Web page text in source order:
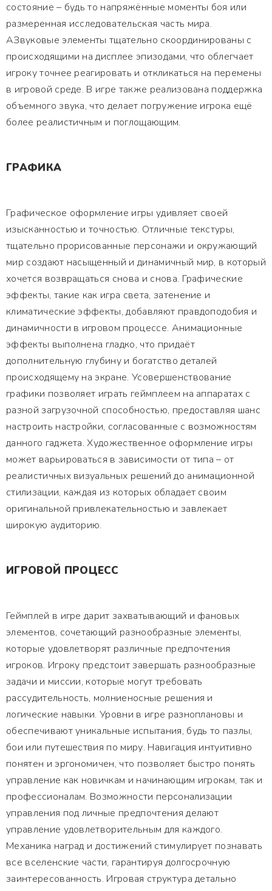
состояние – будь то напряжённые моменты боя или
размеренная исследовательская часть мира.
АЗвуковые элементы тщательно скоординированы с
происходящими на дисплее эпизодами, что облегчает
игроку точнее реагировать и откликаться на перемены
в игровой среде. В игре также реализована поддержка
объемного звука, что делает погружение игрока ещё
более реалистичным и поглощающим.
ГРАФИКА
Графическое оформление игры удивляет своей
изысканностью и точностью. Отличные текстуры,
тщательно прорисованные персонажи и окружающий
мир создают насыщенный и динамичный мир, в который
хочется возвращаться снова и снова. Графические
эффекты, такие как игра света, затенение и
климатические эффекты, добавляют правдоподобия и
динамичности в игровом процессе. Анимационные
эффекты выполнена гладко, что придаёт
дополнительную глубину и богатство деталей
происходящему на экране. Усовершенствование
графики позволяет играть геймплеем на аппаратах с
разной загрузочной способностью, предоставляя шанс
настроить настройки, согласованные с возможностям
данного гаджета. Художественное оформление игры
может варьироваться в зависимости от типа – от
реалистичных визуальных решений до анимационной
стилизации, каждая из которых обладает своим
оригинальной привлекательностью и завлекает
широкую аудиторию.
ИГРОВОЙ ПРОЦЕСС
Геймплей в игре дарит захватывающий и фановых
элементов, сочетающий разнообразные элементы,
которые удовлетворят различные предпочтения
игроков. Игроку предстоит завершать разнообразные
задачи и миссии, которые могут требовать
рассудительность, молниеносные решения и
логические навыки. Уровни в игре разноплановы и
обеспечивают уникальные испытания, будь то пазлы,
бои или путешествия по миру. Навигация интуитивно
понятен и эргономичен, что позволяет быстро понять
управление как новичкам и начинающим игрокам, так и
профессионалам. Возможности персонализации
управления под личные предпочтения делают
управление удовлетворительным для каждого.
Механика наград и достижений стимулирует познавать
все вселенские части, гарантируя долгосрочную
заинтересованность. Игровая структура детально